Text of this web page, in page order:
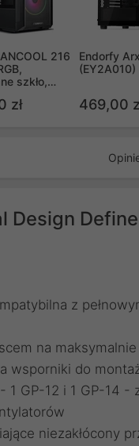
216
szkło,
zł
Endorfy
(EY2A010)
469,00
z
na
wsporniki do
GP-12 i 1 GP-14 -
niezakłócony